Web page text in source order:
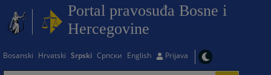
Portal pravosuđa Bosne i
Hercegovine
Bosanski Hrvatski Srpski Српски English Prijava